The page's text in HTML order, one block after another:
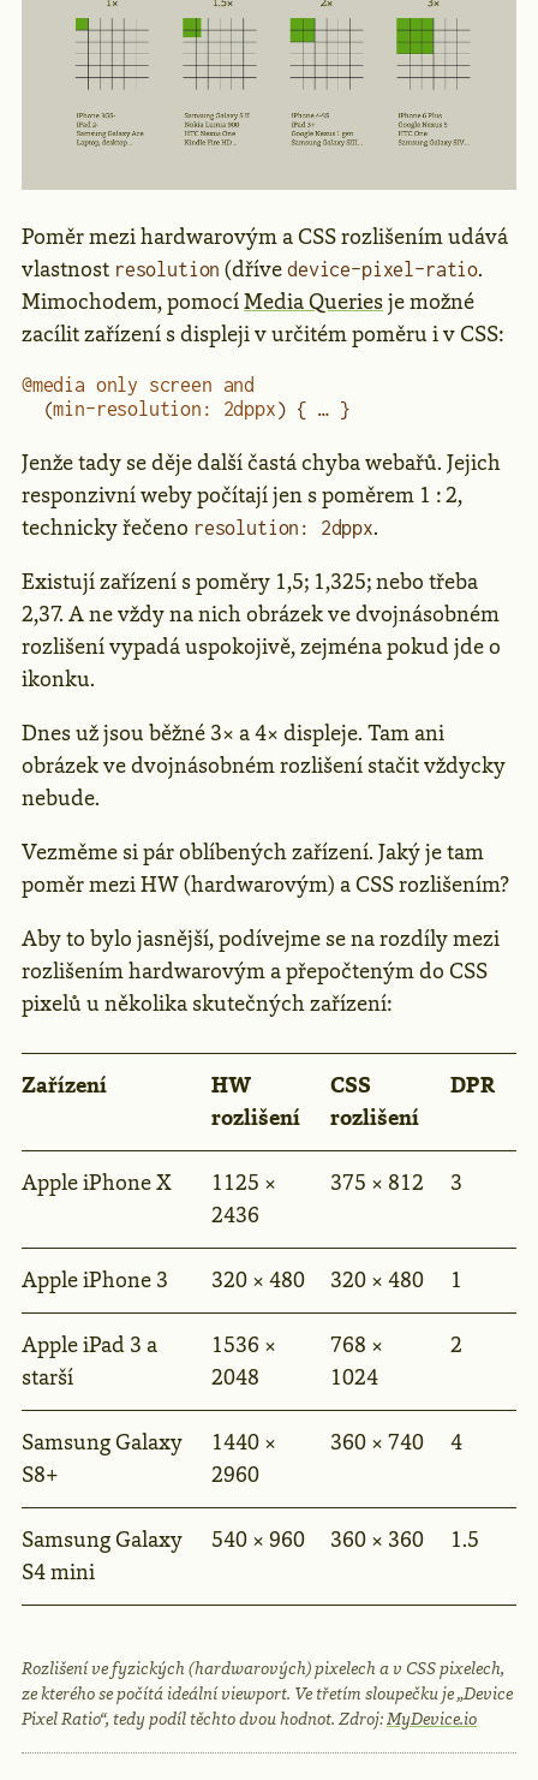
Poměr mezi hardwarovým a CSS rozlišením udává
vlastnost resolution (dřívedevice-pixel-ratio.
Mimochodem, pomocíMedia Queriesje možné
zacílit zařízení s displeji v určitém poměru i v CSS:
@media only screen and
  (
min-resolution : 2dppx) { … }
Jenže tady se děje další častá chyba webařů. Jejich
responzivní weby počítají jen s poměrem 1 : 2,
technicky řečeno resolution: 2dppx.
Existují zařízení s poměry 1,5; 1,325; nebo třeba
2,37. A ne vždy na nich obrázek ve dvojnásobném
rozlišení vypadá uspokojivě, zejména pokud jde o
ikonku.
Dnes už jsou běžné 3× a 4× displeje. Tam ani
obrázek ve dvojnásobném rozlišení stačit vždycky
nebude.
Vezměme si pár oblíbených zařízení. Jaký je tam
poměr mezi HW (hardwarovým) a CSS rozlišením?
Aby to bylo jasnější, podívejme se na rozdíly mezi
rozlišením hardwarovým a přepočteným do CSS
pixelů u několika skutečných zařízení:
Zařízení
HW
rozlišení
CSS
rozlišení
DPR
Apple iPhone X
1125 ×
2436
375 × 812 3
Apple iPhone 3 320 × 480 320 × 480 1
Apple iPad 3 a
starší
1536 ×
2048
768 ×
1024
2
Samsung Galaxy
S8+
1440 ×
2960
360 × 740 4
Samsung Galaxy
S4 mini
540 × 960 360 × 360 1.5
Rozlišení ve fyzických (hardwarových) pixelech a v CSS pixelech,
ze kterého se počítá ideální viewport. Ve třetím sloupečku je „Device
Pixel Ratio“, tedy podíl těchto dvou hodnot. Zdroj: MyDevice.io